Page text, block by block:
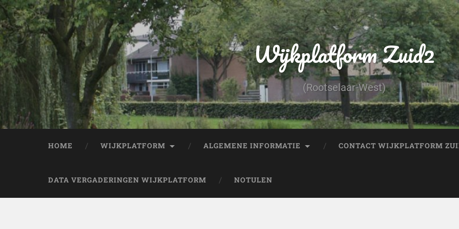
Wijkplatform Zuid2
(Rootselaar-West)
HOME WIJKPLATFORM ALGEMENE INFORMATIE CONTACT WIJKPLATFORM
DATA VERGADERINGEN WIJKPLATFORM NOTULEN